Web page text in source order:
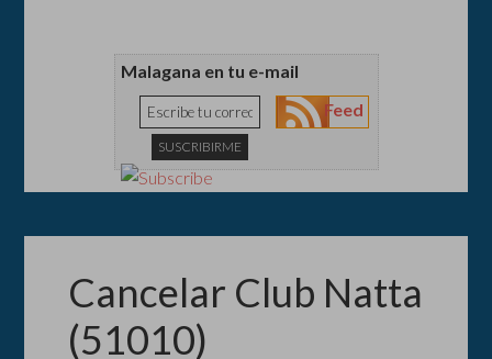
Malagana en tu e-mail
Feed
Cancelar Club Natta
(51010)